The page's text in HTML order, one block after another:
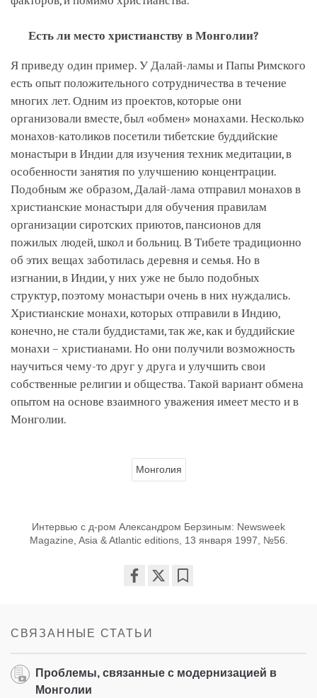
Есть ли место христианству в Монголии?
Я приведу один пример. У Далай-ламы и Папы Римского
есть опыт положительного сотрудничества в течение
многих лет. Одним из проектов, которые они
организовали вместе, был «обмен» монахами. Несколько
монахов-католиков посетили тибетские буддийские
монастыри в Индии для изучения техник медитации, в
особенности занятия по улучшению концентрации.
Подобным же образом, Далай-лама отправил монахов в
христианские монастыри для обучения правилам
организации сиротских приютов, пансионов для
пожилых людей, школ и больниц. В Тибете традиционно
об этих вещах заботилась деревня и семья. Но в
изгнании, в Индии, у них уже не было подобных
структур, поэтому монастыри очень в них нуждались.
Христианские монахи, которых отправили в Индию,
конечно, не стали буддистами, так же, как и буддийские
монахи – христианами. Но они получили возможность
научиться чему-то друг у друга и улучшить свои
собственные религии и общества. Такой вариант обмена
опытом на основе взаимного уважения имеет место и в
Монголии.
Монголия
Интервью с д-ром Александром Берзиным: Newsweek
Magazine, Asia & Atlantic editions, 13 января 1997, №56.
СВЯЗАННЫЕ СТАТЬИ
Проблемы, связанные с модернизацией в
Монголии